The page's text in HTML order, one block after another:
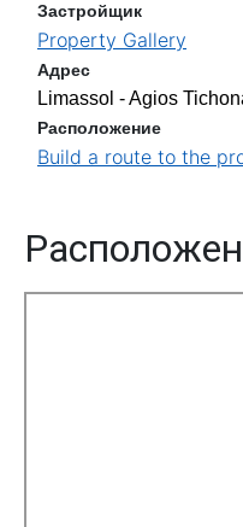
Застройщик
Property Gallery
Адрес
Limassol - Agios
Расположение
Build a route to the